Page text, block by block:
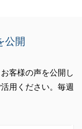
公開
客様の声を公開し
用ください。毎週